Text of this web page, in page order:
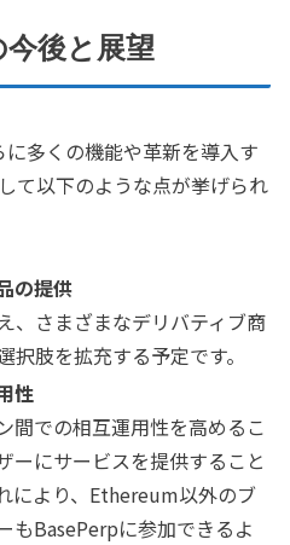
今後と展望
多くの機能や革新を導入す
て以下のような点が挙げられ
の提供
、さまざまなデリバティブ商
肢を拡充する予定です。
性
間での相互運用性を高めるこ
ーにサービスを提供すること
により、Ethereum以外のブ
もBasePerpに参加できるよ